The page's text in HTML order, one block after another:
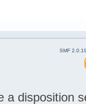
SMF
a disposition